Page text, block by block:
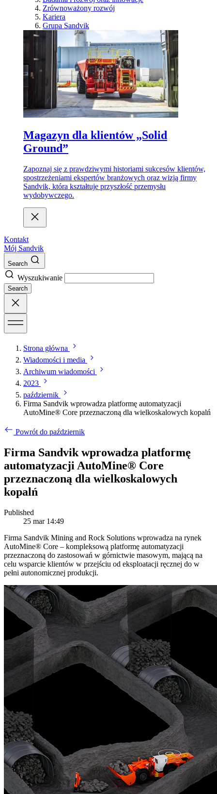
Zrównoważony rozwój
Kariera
Grupa Sandvik
Magazyn dla klientów „Solid
Ground”
Zapoznaj się z prawdziwymi historiami sukcesów klientów,
spostrzeżeniami ekspertów branżowych oraz wizją firmy
Sandvik, która kształtuje przyszłość przemysłu
wydobywczego.
Kontakt
Mój Sandvik
Search
Wyszukiwanie
Search
Strona główna
Wiadomości i media
Archiwum wiadomości
2023
październik
Firma Sandvik wprowadza platformę automatyzacji
AutoMine® Core przeznaczoną dla wielkoskalowych kopalń
Powrót do październik
Firma Sandvik wprowadza platformę
automatyzacji AutoMine® Core
przeznaczoną dla wielkoskalowych
kopalń
Published
25 mar 14:49
Firma Sandvik Mining and Rock Solutions wprowadza na rynek
AutoMine® Core – kompleksową platformę automatyzacji
przeznaczoną do zastosowań w górnictwie masowym, mającą na
celu wsparcie klientów w przejściu od eksploatacji ręcznej do w
pełni autonomicznej produkcji.